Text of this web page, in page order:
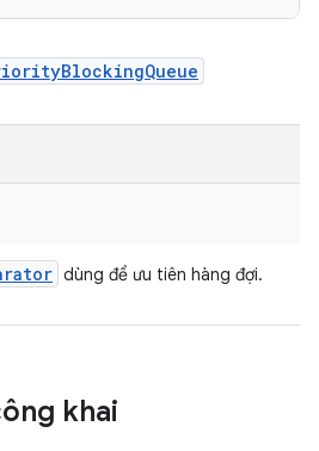
dùng để ưu tiên hàng đợi.
khai